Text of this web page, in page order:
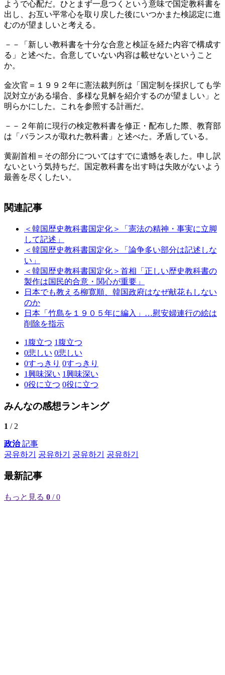
ようで心配だ。ひとまず一息つくという意味で国定教科書を
出し、お互い平常心を取り戻した後にいつかまた検認定に進
むのが望ましいと考える。
－－「新しい教科書を十分な合意と検証を経た内容で構成す
る」と述べた。合意していない内容は載せないということ
か。
金次官＝１９９２年に憲法裁判所は「国定制を採択しても学
説対立がある場合、多様な見解を紹介するのが望ましい」と
明らかにした。これを参照する計画だ。
－－２年前に現行の検定教科書を修正・配布した際、教育部
は「バランスが取れた教科書」と述べた。矛盾している。
黄副首相＝その部分についてはすでに遺憾を表した。申し訳
ないという気持ちだ。国定教科書を出す時は失敗がないよう
最善を尽くしたい。
関連記事
＜韓国歴史教科書国定化＞「憲法の精神・事実に立脚
して記述」
＜韓国歴史教科書国定化＞「論争多い部分は記述しな
い」
＜韓国歴史教科書国定化＞首相「正しい歴史教科書の
製作は国民的合意・関心が重要」
日本でも教える柳寛順、韓国政府はなぜ献花もしない
のか
日本「竹島を１９０５年に編入」…慰安婦連行の絵は
削除を指示
1 腹立つ 1 腹立つ
0悲しい 0悲しい
0すっきり 0すっきり
1興味深い 1興味深い
0役に立つ 0役に立つ
みんなの感想ランキング
1 / 2
政治記事
공유하기
공유하기 공유하기 공유하기
最新記事
もっと見る 0 / 0